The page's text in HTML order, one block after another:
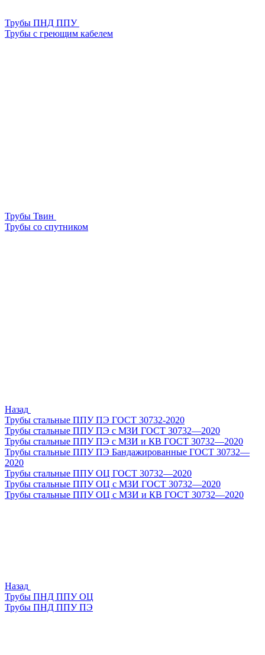
Трубы ПНД ППУ
Трубы с греющим кабелем
Трубы Твин
Трубы со спутником
Назад
Трубы стальные ППУ ПЭ ГОСТ 30732-2020
Трубы стальные ППУ ПЭ с МЗИ ГОСТ 30732—2020
Трубы стальные ППУ ПЭ с МЗИ и КВ ГОСТ 30732—2020
Трубы стальные ППУ ПЭ Бандажированные ГОСТ 30732—
2020
Трубы стальные ППУ ОЦ ГОСТ 30732—2020
Трубы стальные ППУ ОЦ с МЗИ ГОСТ 30732—2020
Трубы стальные ППУ ОЦ с МЗИ и КВ ГОСТ 30732—2020
Назад
Трубы ПНД ППУ ОЦ
Трубы ПНД ППУ ПЭ